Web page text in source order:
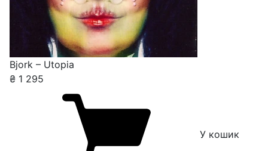
Bjork – Utopia
₴ 1 295
У кошик